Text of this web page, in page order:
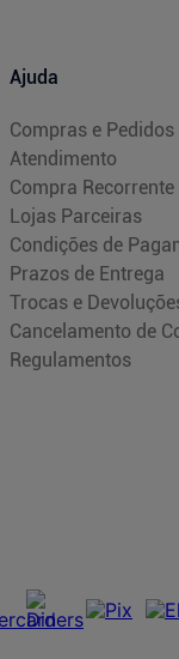
Ajuda
Compras e Pedidos
Atendimento
Compra Recorrente
Lojas Parceiras
Condições de
Prazos de Entrega
Trocas e
Cancelamento de
Regulamentos